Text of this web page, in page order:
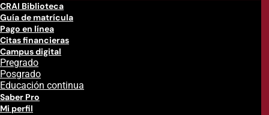
CRAI Biblioteca
Guía de matrícula
Pago en línea
Citas financieras
Campus digital
Pregrado
Posgrado
Educación continua
Saber Pro
Mi perfil